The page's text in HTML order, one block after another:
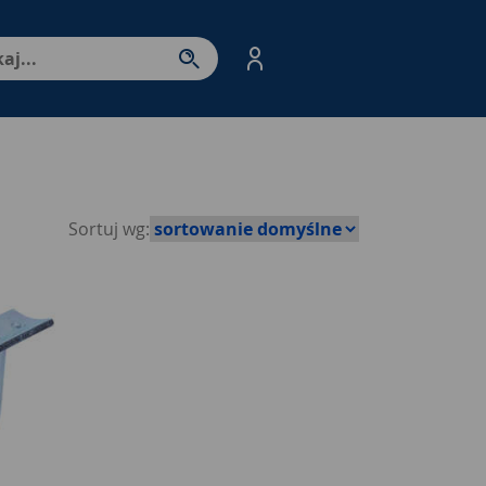
- przejdź do strony produktów. Spacja – otwórz/
Sortuj wg: